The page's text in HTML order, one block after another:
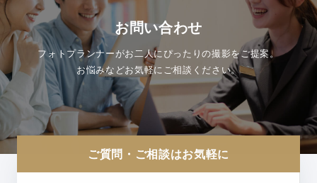
お問い合わせ
フォトプランナーがお二人にぴったりの撮影をご提案。
お悩みなどお気軽にご相談ください。
ご質問・ご相談はお気軽に